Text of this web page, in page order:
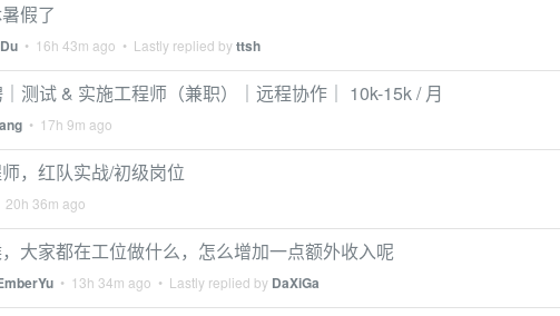
假了
• 16h 43m ago • Lastly replied byttsh
测试 & 实施工程师（兼职）｜远程协作｜ 10k-15k / 月
• 17h 9m ago
，红队实战/初级岗位
20h 36m ago
大家都在工位做什么，怎么增加一点额外收入呢
• 13h 34m ago • Lastly replied by DaXiGa